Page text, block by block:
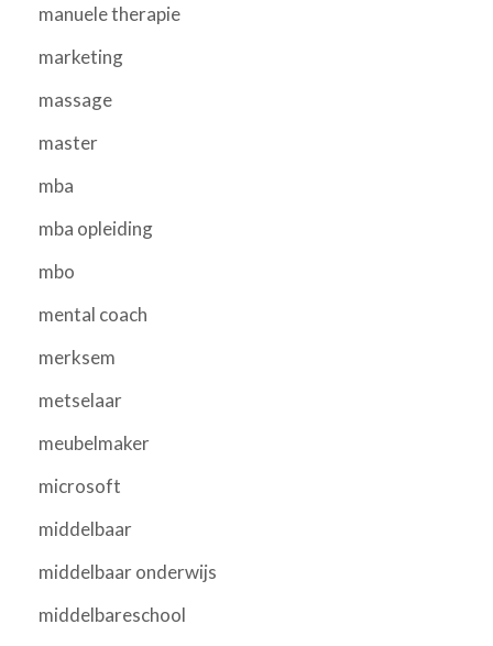
manuele therapie
marketing
massage
master
mba
mba opleiding
mbo
mental coach
merksem
metselaar
meubelmaker
microsoft
middelbaar
middelbaar onderwijs
middelbareschool